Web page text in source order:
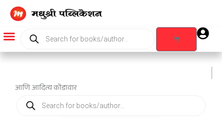
search Cart
आणि आदित्य कोंडावार
search